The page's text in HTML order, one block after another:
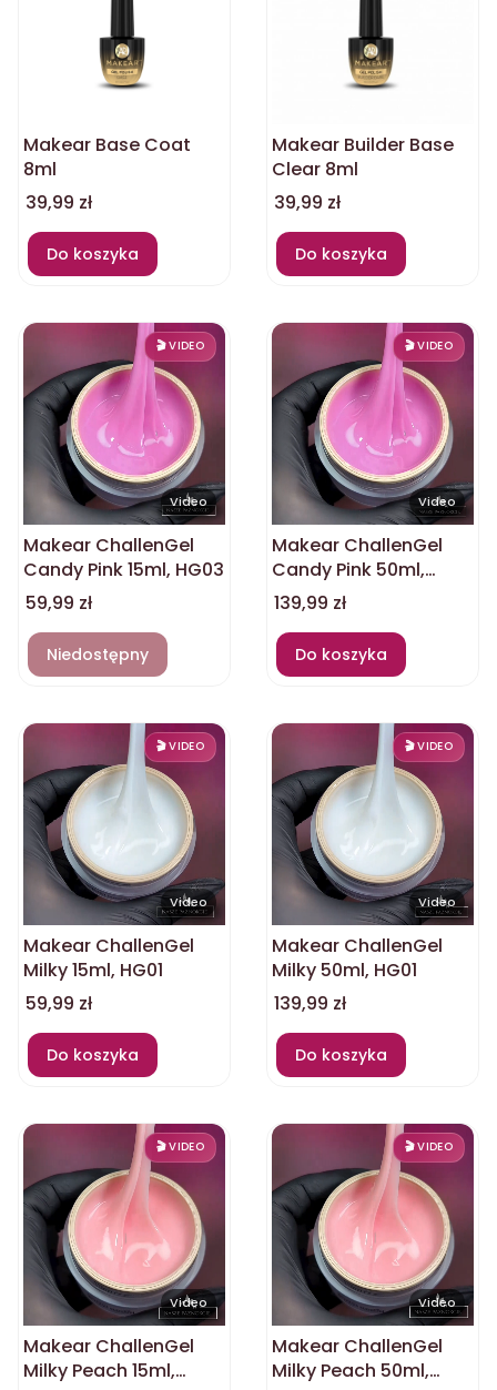
Makear Base Coat
8ml
Cena
39,99 zł
Do koszyka
Makear Builder Base
Clear 8ml
Cena
39,99 zł
Do koszyka
Video
Makear ChallenGel
Candy Pink 15ml, HG03
Cena
59,99 zł
Niedostępny
Video
Makear ChallenGel
Candy Pink 50ml,
HG03
Cena
139,99 zł
Do koszyka
Video
Makear ChallenGel
Milky 15ml, HG01
Cena
59,99 zł
Do koszyka
Video
Makear ChallenGel
Milky 50ml, HG01
Cena
139,99 zł
Do koszyka
Video
Makear ChallenGel
Milky Peach 15ml,
Video
Makear ChallenGel
Milky Peach 50ml,